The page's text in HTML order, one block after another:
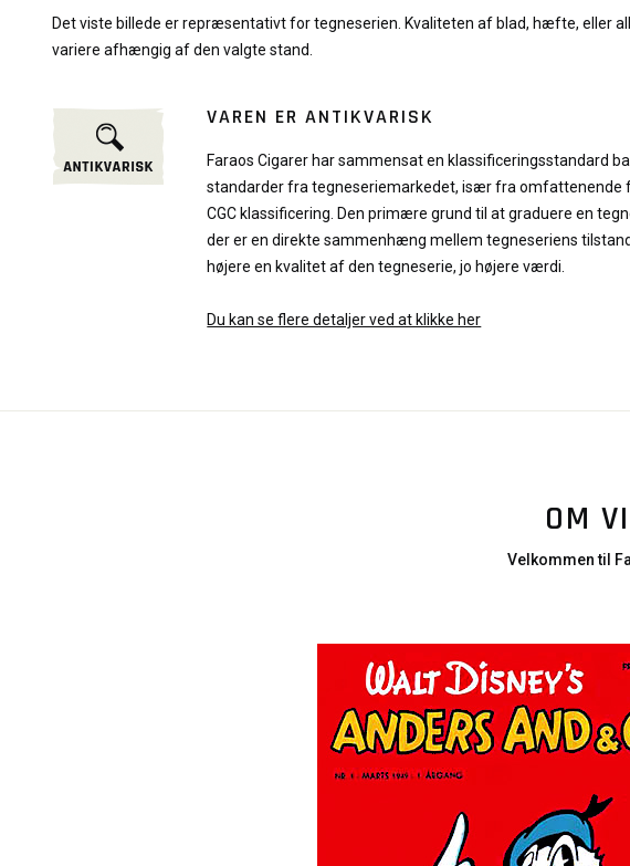
Det viste billede er repræsentativt for tegneserien. Kvaliteten af blad, hæfte, eller
variere afhængig af den valgte stand.
VAREN ER ANTIKVARISK
Faraos Cigarer har sammensat en klassificeringsstandard
standarder fra tegneseriemarkedet, især fra omfattenende
CGC klassificering. Den primære grund til at graduere en
der er en direkte sammenhæng mellem tegneseriens
højere en kvalitet af den tegneserie, jo højere værdi.
Du kan se flere detaljer ved at klikke her
OM
Velkommen til